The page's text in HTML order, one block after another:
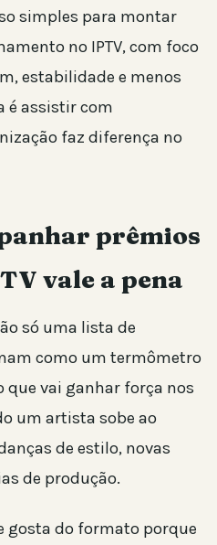
simples para montar
no IPTV, com foco
estabilidade e menos
é assistir com
faz diferença no
prêmios
vale a pena
só uma lista de
como um termômetro
que vai ganhar força nos
um artista sobe ao
de estilo, novas
de produção.
gosta do formato porque